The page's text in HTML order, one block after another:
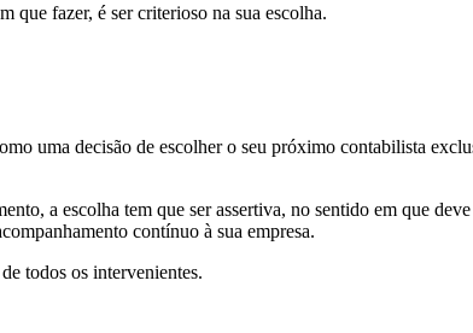
que fazer, é ser criterioso na sua escolha.
uma decisão de escolher o seu próximo contabilista
a escolha tem que ser assertiva, no sentido em que
contínuo à sua empresa.
todos os intervenientes.